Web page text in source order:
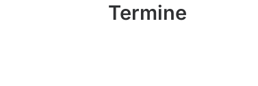
Termine